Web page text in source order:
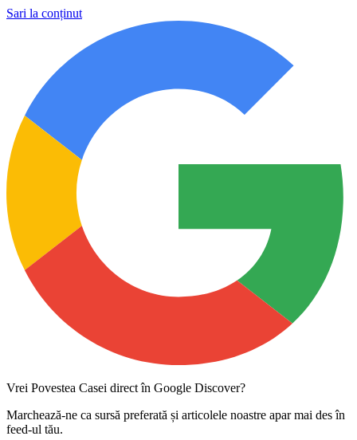
Sari la conținut
Vrei Povestea Casei direct în Google Discover?
Marchează-ne ca sursă preferată și articolele noastre apar mai des în
feed-ul tău.